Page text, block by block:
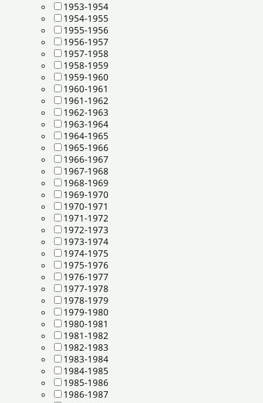
1953-1954
1954-1955
1955-1956
1956-1957
1957-1958
1958-1959
1959-1960
1960-1961
1961-1962
1962-1963
1963-1964
1964-1965
1965-1966
1966-1967
1967-1968
1968-1969
1969-1970
1970-1971
1971-1972
1972-1973
1973-1974
1974-1975
1975-1976
1976-1977
1977-1978
1978-1979
1979-1980
1980-1981
1981-1982
1982-1983
1983-1984
1984-1985
1985-1986
1986-1987